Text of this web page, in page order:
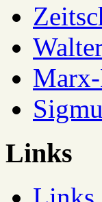
Links